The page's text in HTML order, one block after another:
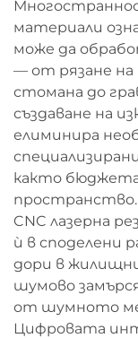
материали
може да
— от рязане
стомана до
създаване на
елиминира
както
CNC лазерна
ѝ в споделени
дори в жилищни
шумово
от шумното
Цифровата